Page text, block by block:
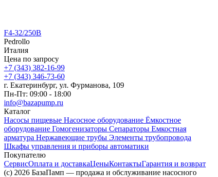
F4-32/250B
Pedrollo
Италия
Цена по запросу
+7 (343) 382-16-99
+7 (343) 346-73-‬60
г. Екатеринбург, ул. Фурманова, 109
Пн-Пт: 09:00 - 18:00
info@bazapump.ru
Каталог
Насосы пищевые Насосное оборудование Ёмкостное
оборудование Гомогенизаторы Сепараторы Емкостная
арматура Нержавеющие трубы Элементы трубопровода
Шкафы управления и приборы автоматики
Покупателю
СервисОплата и доставкаЦеныКонтактыГарантия и возврат
(c) 2026 БазаПамп — продажа и обслуживание насосного